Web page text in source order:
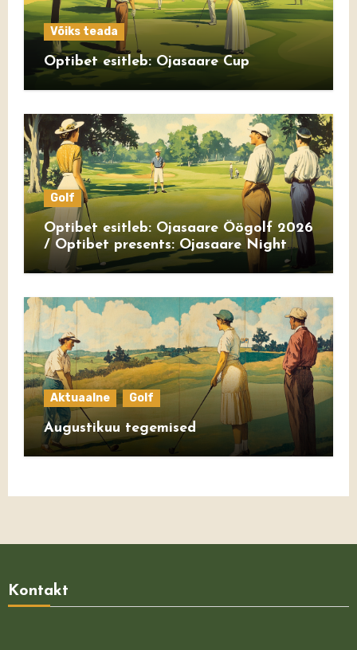
Võiks teada
Optibet esitleb: Ojasaare Cup
Golf
Optibet esitleb: Ojasaare Öögolf 2026
/ Optibet presents: Ojasaare Night
Golf 2026
Aktuaalne Golf
Augustikuu tegemised
Kontakt